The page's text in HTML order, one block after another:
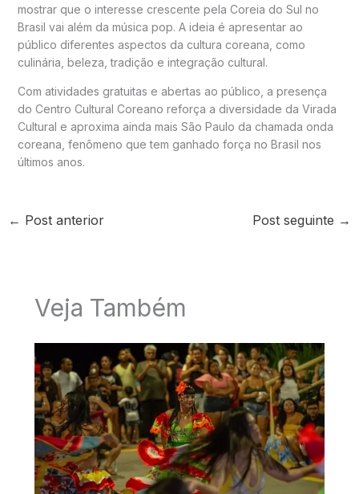
mostrar que o interesse crescente pela Coreia do Sul no
Brasil vai além da música pop. A ideia é apresentar ao
público diferentes aspectos da cultura coreana, como
culinária, beleza, tradição e integração cultural.
Com atividades gratuitas e abertas ao público, a presença
do Centro Cultural Coreano reforça a diversidade da Virada
Cultural e aproxima ainda mais São Paulo da chamada onda
coreana, fenômeno que tem ganhado força no Brasil nos
últimos anos.
← Post anterior Post seguinte →
Veja Também